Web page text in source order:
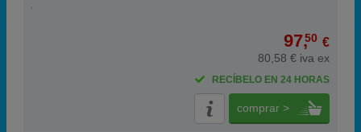
97,50 €
80,58 € iva ex
RECÍBELO EN 24 HORAS
comprar >